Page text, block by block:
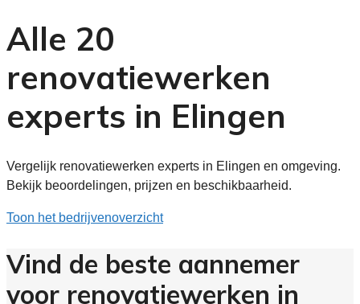
Alle 20
renovatiewerken
experts in Elingen
Vergelijk renovatiewerken experts in Elingen en omgeving.
Bekijk beoordelingen, prijzen en beschikbaarheid.
Toon het bedrijvenoverzicht
Vind de beste aannemer
voor renovatiewerken in